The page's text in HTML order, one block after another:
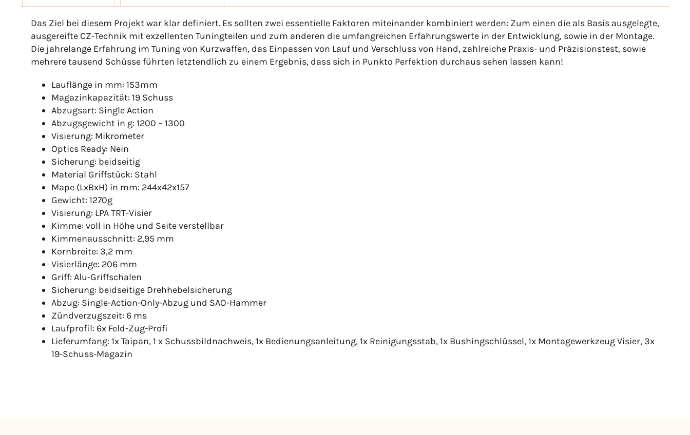
Das Ziel bei diesem Projekt war klar definiert. Es sollten zwei essentielle Faktoren miteinander kombiniert werden: Zum einen die als Basis ausgelegte,
ausgereifte CZ-Technik mit exzellenten Tuningteilen und zum anderen die umfangreichen Erfahrungswerte in der Entwicklung, sowie in der Montage.
Die jahrelange Erfahrung im Tuning von Kurzwaffen, das Einpassen von Lauf und Verschluss von Hand, zahlreiche Praxis- und Präzisionstest, sowie
mehrere tausend Schüsse führten letztendlich zu einem Ergebnis, dass sich in Punkto Perfektion durchaus sehen lassen kann!
Lauflänge in mm: 153mm
Magazinkapazität: 19 Schuss
Abzugsart: Single Action
Abzugsgewicht in g: 1200 – 1300
Visierung: Mikrometer
Optics Ready: Nein
Sicherung: beidseitig
Material Griffstück: Stahl
Mape (LxBxH) in mm: 244x42x157
Gewicht: 1270g
Visierung: LPA TRT-Visier
Kimme: voll in Höhe und Seite verstellbar
Kimmenausschnitt: 2,95 mm
Kornbreite: 3,2 mm
Visierlänge: 206 mm
Griff: Alu-Griffschalen
Sicherung: beidseitige Drehhebelsicherung
Abzug: Single-Action-Only-Abzug und SAO-Hammer
Zündverzugszeit: 6 ms
Laufprofil: 6x Feld-Zug-Profi
Lieferumfang: 1x Taipan, 1 x Schussbildnachweis, 1x Bedienungsanleitung, 1x Reinigungsstab, 1x Bushingschlüssel, 1x Montagewerkzeug Visier, 3x
19-Schuss-Magazin